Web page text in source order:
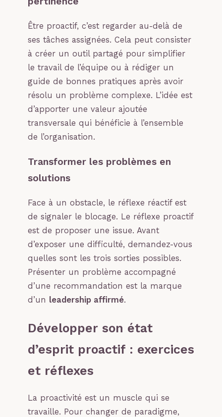
Être proactif, c’est regarder au-delà de
ses tâches assignées. Cela peut consister
à créer un outil partagé pour simplifier
le travail de l’équipe ou à rédiger un
guide de bonnes pratiques après avoir
résolu un problème complexe. L’idée est
d’apporter une valeur ajoutée
transversale qui bénéficie à l’ensemble
de l’organisation.
Transformer les problèmes en
solutions
Face à un obstacle, le réflexe réactif est
de signaler le blocage. Le réflexe proactif
est de proposer une issue. Avant
d’exposer une difficulté, demandez-vous
quelles sont les trois sorties possibles.
Présenter un problème accompagné
d’une recommandation est la marque
d’un leadership affirmé.
Développer son état
d’esprit proactif : exercices
et réflexes
La proactivité est un muscle qui se
travaille. Pour changer de paradigme,